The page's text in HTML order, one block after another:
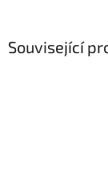
Související